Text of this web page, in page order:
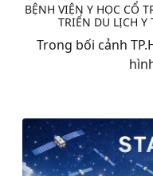
BỆNH VIỆN Y HỌC CỔ
TRIỂN DU LỊCH Y
Trong bối cảnh